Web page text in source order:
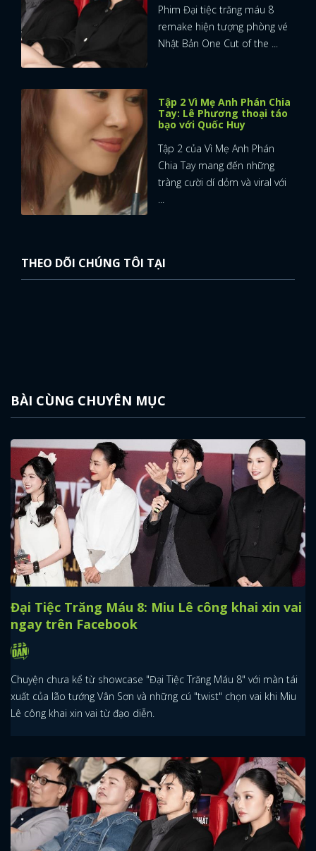
FACEBOOK GOOGLE
Phim Đại tiệc trăng máu 8
remake hiện tượng phòng vé
Nhật Bản One Cut of the ...
Tập 2 Vì Mẹ Anh Phán Chia
Tay: Lê Phương thoại táo
bạo với Quốc Huy
Tập 2 của Vì Mẹ Anh Phán
Chia Tay mang đến những
tràng cười dí dỏm và viral với
THEO DÕI CHÚNG TÔI TẠI
BÀI CÙNG CHUYÊN MỤC
Đại Tiệc Trăng Máu 8: Miu Lê công khai xin vai
ngay trên Facebook
Chuyện chưa kể từ showcase "Đại Tiệc Trăng Máu 8" với màn tái
xuất của lão tướng Vân Sơn và những cú "twist" chọn vai khi Miu
Lê công khai xin vai từ đạo diễn.